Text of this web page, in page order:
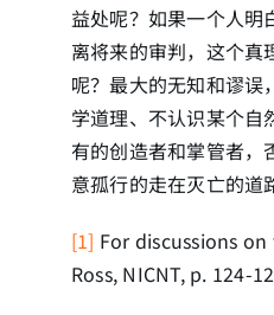
益处呢？如果一个人明
离将来的审判，这个真
呢？最大的无知和谬误
学道理、不认识某个自
有的创造者和掌管者，
意孤行的走在灭亡的道
[1] For discussions
Ross, NICNT, p. 124-